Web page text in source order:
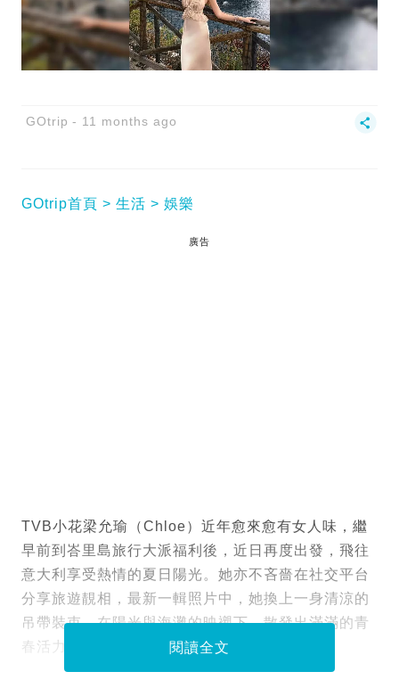
GOtrip 11 months ago
GOtrip首頁 生活 娛樂
廣告
TVB小花梁允瑜（Chloe）近年愈來愈有女人味，繼
早前到峇里島旅行大派福利後，近日再度出發，飛往
意大利享受熱情的夏日陽光。她亦不吝嗇在社交平台
分享旅遊靚相，最新一輯照片中，她換上一身清涼的
吊帶裝束，在陽光與海灘的映襯下，散發出滿滿的青
春活力與性感魅力，讓一眾粉絲大飽眼福。
閱讀全文